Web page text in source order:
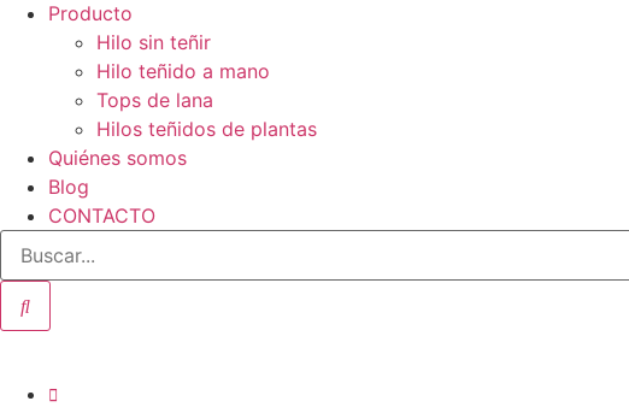
Producto
Hilo sin teñir
Hilo teñido a mano
Tops de lana
Hilos teñidos de plantas
Quiénes somos
Blog
CONTACTO